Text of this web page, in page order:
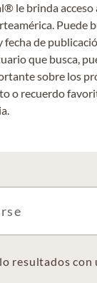
le brinda acceso
Puede
fecha de
que busca,
sobre los
o recuerdo
resultados con